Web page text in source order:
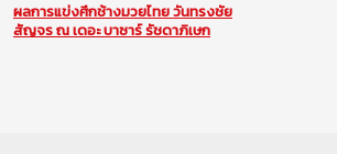
ผลการแข่งศึกช้างมวยไทย วันทรงชัย
สัญจร ณ เดอะ บาซาร์ รัชดาภิเษก